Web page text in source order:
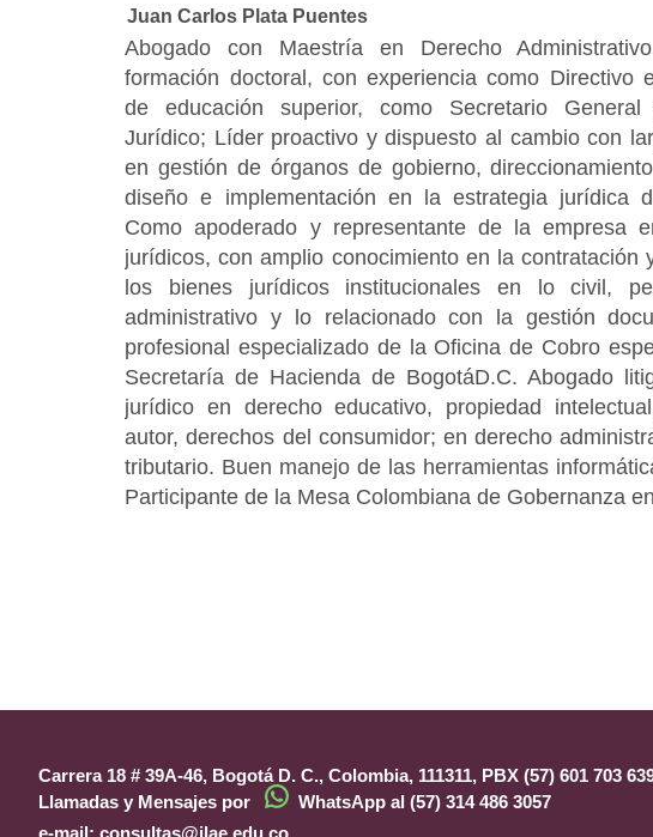
Juan Carlos Plata Puentes
Abogado con Maestría en Derecho
formación doctoral, con experiencia como Directivo
de educación superior, como Secretario
Jurídico; Líder proactivo y dispuesto al cambio con
en gestión de órganos de gobierno,
diseño e implementación en la estrategia jurídica
Como apoderado y representante de la empresa
jurídicos, con amplio conocimiento en la contratación
los bienes jurídicos institucionales en lo civil,
administrativo y lo relacionado con la gestión
profesional especializado de la Oficina de Cobro
Secretaría de Hacienda de BogotáD.C. Abogado
jurídico en derecho educativo, propiedad
autor, derechos del consumidor; en derecho
tributario. Buen manejo de las herramientas
Participante de la Mesa Colombiana de Gobernanza
Carrera 18 # 39A-46, Bogotá D. C., Colombia, 111311, PBX (57) 601 703
Llamadas y Mensajes por
WhatsApp al (57) 314 486 3057